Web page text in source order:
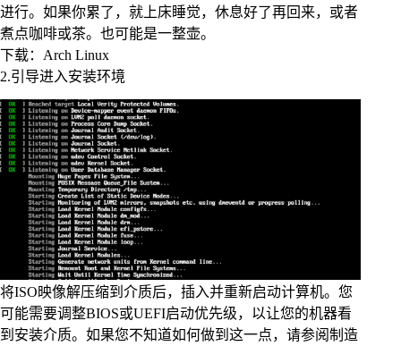
进行。如果你累了，就上床睡觉，休息好了再回来，或者
煮点咖啡或茶。也可能是一整壶。
下载：Arch Linux
2.引导进入安装环境
将ISO映像解压缩到介质后，插入并重新启动计算机。您
可能需要调整BIOS或UEFI启动优先级，以让您的机器看
到安装介质。如果您不知道如何做到这一点，请参阅制造